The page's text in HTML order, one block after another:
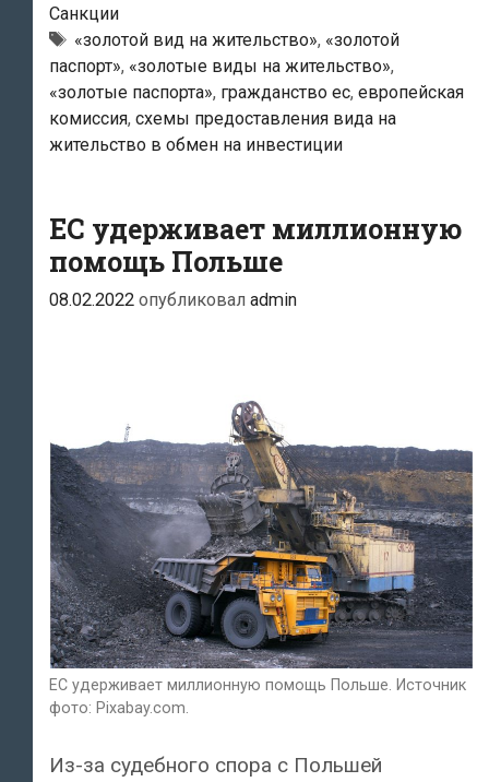
ЕС
незамедлительно
принять
меры
схем
предоставления
«золотых
на
жительство»
в
контексте
вторжения
России
в
Украину
Санкции
Тэги
«золотой вид на жительство», «золотой
паспорт», «золотые виды на жительство»,
«золотые паспорта», гражданство ес, европейская
комиссия, схемы предоставления вида на
жительство в обмен на инвестиции
ЕС удерживает миллионную
помощь Польше
08.02.2022 опубликовал admin
ЕС удерживает миллионную помощь Польше. Источник
фото: Pixabay.com.
Из-за судебного спора с Польшей